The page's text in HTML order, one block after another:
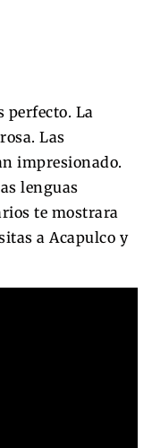
perfecto. La
Las
impresionado.
lenguas
te mostrara
a Acapulco y